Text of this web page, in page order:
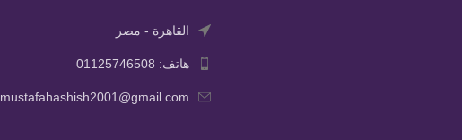
القاهرة - مصر
هاتف: 01125746508
mustafahashish2001@gmail.com